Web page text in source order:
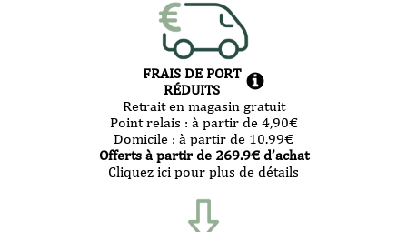
FRAIS DE PORT
RÉDUITS
Retrait en magasin gratuit
Point relais : à partir de 4,90€
Domicile : à partir de 10.99€
Offerts à partir de 269.9€ d’achat
Cliquez ici pour plus de détails